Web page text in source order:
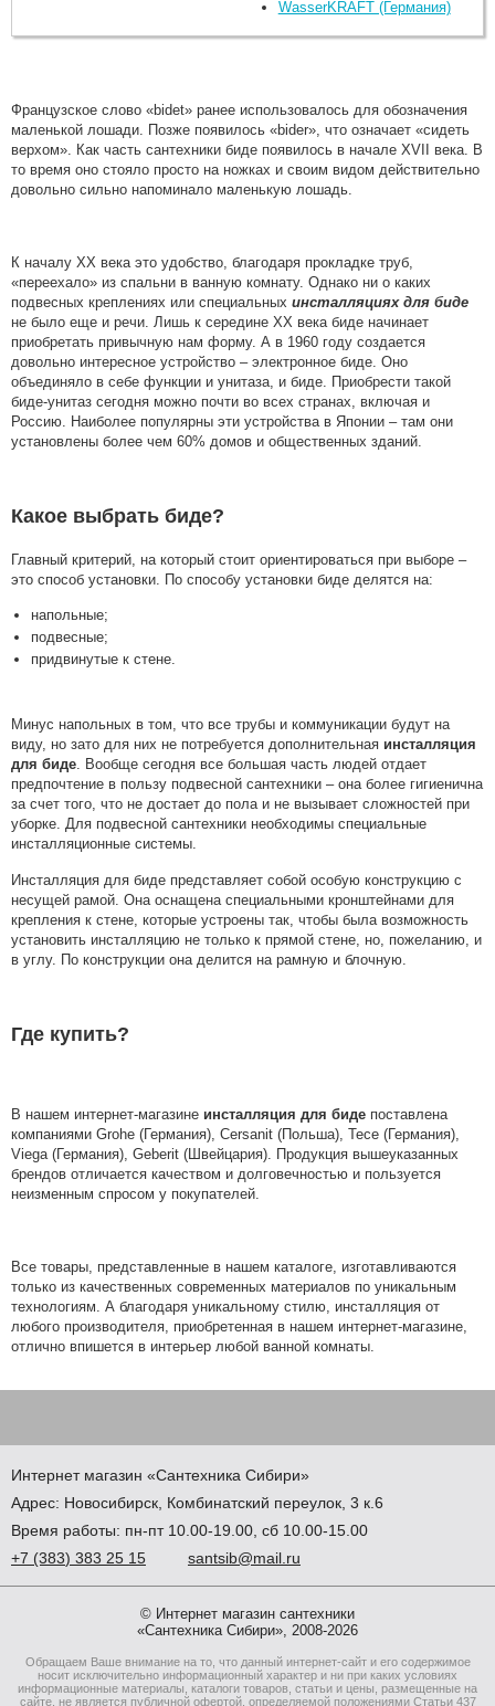
WasserKRAFT (Германия)
Французское слово «bidet» ранее использовалось для обозначения
маленькой лошади. Позже появилось «bider», что означает «сидеть
верхом». Как часть сантехники биде появилось в начале XVII века. В
то время оно стояло просто на ножках и своим видом действительно
довольно сильно напоминало маленькую лошадь.
К началу XX века это удобство, благодаря прокладке труб,
«переехало» из спальни в ванную комнату. Однако ни о каких
подвесных креплениях или специальных инсталляциях для биде
не было еще и речи. Лишь к середине XX века биде начинает
приобретать привычную нам форму. А в 1960 году создается
довольно интересное устройство – электронное биде. Оно
объединяло в себе функции и унитаза, и биде. Приобрести такой
биде-унитаз сегодня можно почти во всех странах, включая и
Россию. Наиболее популярны эти устройства в Японии – там они
установлены более чем 60% домов и общественных зданий.
Какое выбрать биде?
Главный критерий, на который стоит ориентироваться при выборе –
это способ установки. По способу установки биде делятся на:
напольные;
подвесные;
придвинутые к стене.
Минус напольных в том, что все трубы и коммуникации будут на
виду, но зато для них не потребуется дополнительная инсталляция
для биде . Вообще сегодня все большая часть людей отдает
предпочтение в пользу подвесной сантехники – она более гигиенична
за счет того, что не достает до пола и не вызывает сложностей при
уборке. Для подвесной сантехники необходимы специальные
инсталляционные системы.
Инсталляция для биде представляет собой особую конструкцию с
несущей рамой. Она оснащена специальными кронштейнами для
крепления к стене, которые устроены так, чтобы была возможность
установить инсталляцию не только к прямой стене, но, пожеланию, и
в углу. По конструкции она делится на рамную и блочную.
Где купить?
В нашем интернет-магазине инсталляция для биде поставлена
компаниями Grohe (Германия), Cersanit (Польша), Tece (Германия),
Viega (Германия), Geberit (Швейцария). Продукция вышеуказанных
брендов отличается качеством и долговечностью и пользуется
неизменным спросом у покупателей.
Все товары, представленные в нашем каталоге, изготавливаются
только из качественных современных материалов по уникальным
технологиям. А благодаря уникальному стилю, инсталляция от
любого производителя, приобретенная в нашем интернет-магазине,
отлично впишется в интерьер любой ванной комнаты.
Интернет магазин «Сантехника Сибири»
Адрес: Новосибирск Комбинатский переулок, 3 к.6
Время работы: пн-пт 10.00-19.00, сб 10.00-15.00
+7 (383) 383 25 15 santsib@mail.ru
© Интернет магазин сантехники
«Сантехника Сибири», 2008-2026
Обращаем Ваше внимание на то, что данный интернет-сайт и его содержимое
носит исключительно информационный характер и ни при каких условиях
информационные материалы, каталоги товаров, статьи и цены, размещенные на
сайте, не является публичной офертой, определяемой положениями Статьи 437